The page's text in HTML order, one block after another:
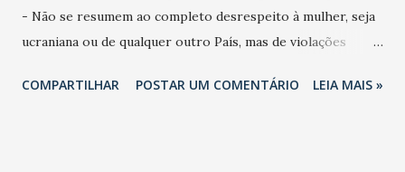
- Não se resumem ao completo desrespeito à mulher, seja
ucraniana ou de qualquer outro País, mas de violações
momento em que esse povo enfrenta os horrores da
COMPARTILHAR POSTAR UM COMENTÁRIO LEIA MAIS »